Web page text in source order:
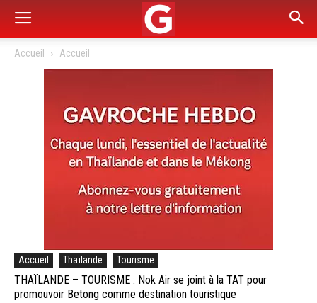
Accueil Accueil
Accueil Thaïlande Tourisme
THAÏLANDE – TOURISME : Nok Air se joint à la TAT pour
promouvoir Betong comme destination touristique